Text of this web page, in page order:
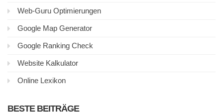
Web-Guru Optimierungen
Google Map Generator
Google Ranking Check
Website Kalkulator
Online Lexikon
BESTE BEITRÄGE